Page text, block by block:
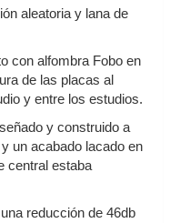
aleatoria y lana de
con alfombra Fobo en
de las placas al
y entre los estudios.
y construido a
un acabado lacado en
central estaba
reducción de 46db